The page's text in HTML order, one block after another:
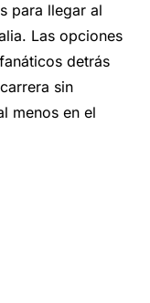
para llegar al
Las opciones
detrás
sin
menos en el